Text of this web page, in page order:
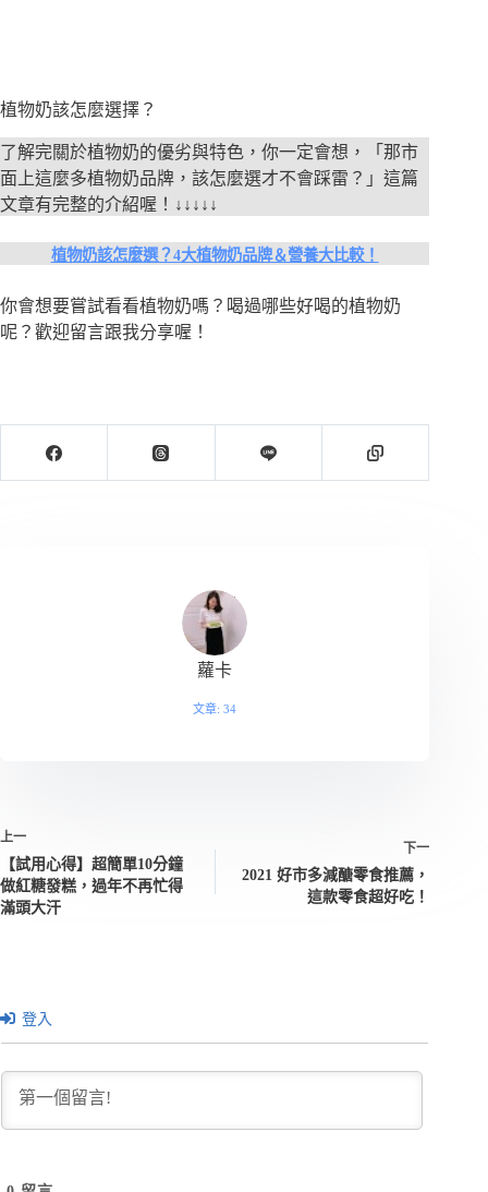
植物奶該怎麼選擇？
了解完關於植物奶的優劣與特色，你一定會想，「那市
面上這麼多植物奶品牌，該怎麼選才不會踩雷？」這篇
文章有完整的介紹喔！↓↓↓↓↓
植物奶該怎麼選？4大植物奶品牌＆營養大比較！
你會想要嘗試看看植物奶嗎？喝過哪些好喝的植物奶
呢？歡迎留言跟我分享喔！
蘿卡
文章: 34
上一
【試用心得】超簡單10分鐘
做紅糖發糕，過年不再忙得
滿頭大汗
下一
2021 好市多減醣零食推薦，
這款零食超好吃！
登入